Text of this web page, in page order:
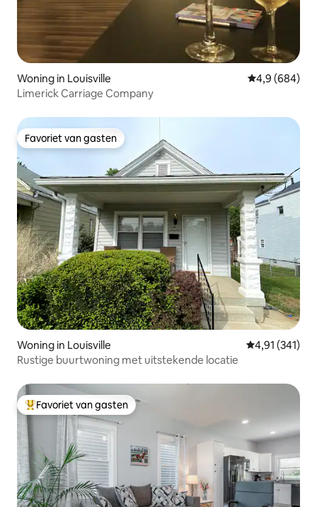
Woning in Louisville Gemiddelde
4,9 (684)
Limerick Carriage Company
Favoriet van gasten
Favoriet van gasten
Woning in Louisville Gemiddelde
4,91 (341)
Rustige buurtwoning met uitstekende locatie
Topfavoriet van gasten
Favoriet van gasten